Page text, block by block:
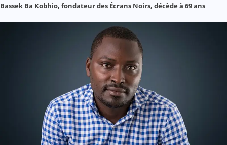
Bassek Ba Kobhio, fondateur des Écrans Noirs, décède à 69 ans